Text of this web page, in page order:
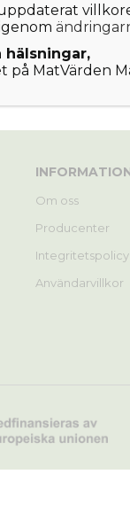
Om oss
Producenter
Integritetspolicy
Användarvillkor
hälsningar,
på MatVärden